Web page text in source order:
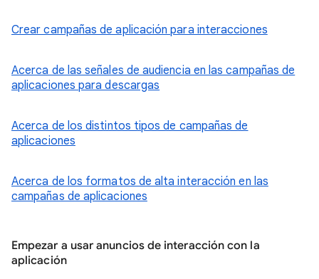
Crear campañas de aplicación para interacciones
Acerca de las señales de audiencia en las campañas de
aplicaciones para descargas
Acerca de los distintos tipos de campañas de
aplicaciones
Acerca de los formatos de alta interacción en las
campañas de aplicaciones
Empezar a usar anuncios de interacción con la
aplicación